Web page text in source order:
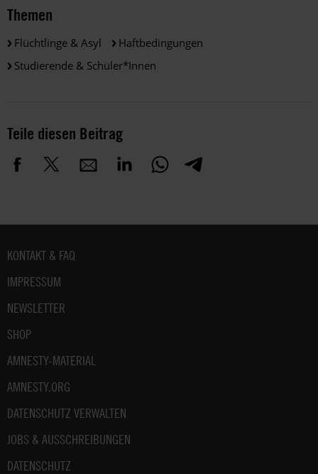
Themen
Flüchtlinge & Asyl
Haftbedingungen
Studierende & Schüler*innen
Teile diesen Beitrag
Fußbereich
KONTAKT & FAQ
IMPRESSUM
NEWSLETTER
SHOP
AMNESTY-MATERIAL
AMNESTY.ORG
DATENSCHUTZ VERWALTEN
JOBS & AUSSCHREIBUNGEN
DATENSCHUTZ